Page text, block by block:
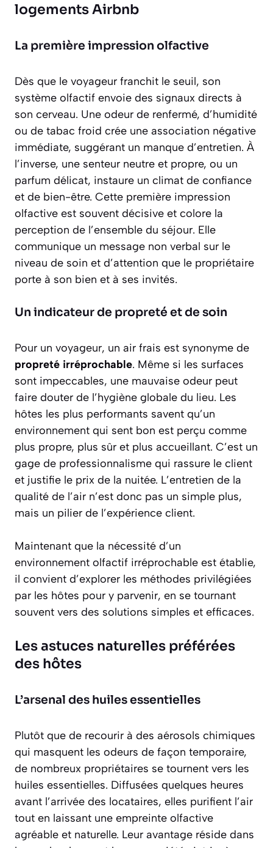
logements Airbnb
La première impression olfactive
Dès que le voyageur franchit le seuil, son
système olfactif envoie des signaux directs à
son cerveau. Une odeur de renfermé, d’humidité
ou de tabac froid crée une association négative
immédiate, suggérant un manque d’entretien. À
l’inverse, une senteur neutre et propre, ou un
parfum délicat, instaure un climat de confiance
et de bien-être. Cette première impression
olfactive est souvent décisive et colore la
perception de l’ensemble du séjour. Elle
communique un message non verbal sur le
niveau de soin et d’attention que le propriétaire
porte à son bien et à ses invités.
Un indicateur de propreté et de soin
Pour un voyageur, un air frais est synonyme de
propreté irréprochable. Même si les surfaces
sont impeccables, une mauvaise odeur peut
faire douter de l’hygiène globale du lieu. Les
hôtes les plus performants savent qu’un
environnement qui sent bon est perçu comme
plus propre, plus sûr et plus accueillant. C’est un
gage de professionnalisme qui rassure le client
et justifie le prix de la nuitée. L’entretien de la
qualité de l’air n’est donc pas un simple plus,
mais un pilier de l’expérience client.
Maintenant que la nécessité d’un
environnement olfactif irréprochable est établie,
il convient d’explorer les méthodes privilégiées
par les hôtes pour y parvenir, en se tournant
souvent vers des solutions simples et efficaces.
Les astuces naturelles préférées
des hôtes
L’arsenal des huiles essentielles
Plutôt que de recourir à des aérosols chimiques
qui masquent les odeurs de façon temporaire,
de nombreux propriétaires se tournent vers les
huiles essentielles. Diffusées quelques heures
avant l’arrivée des locataires, elles purifient l’air
tout en laissant une empreinte olfactive
agréable et naturelle. Leur avantage réside dans